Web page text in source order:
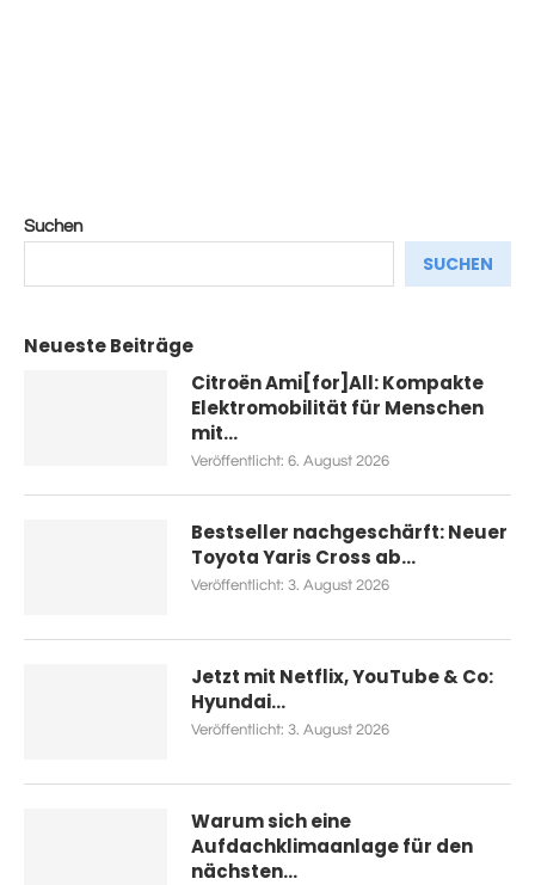
Suchen
SUCHEN
Neueste Beiträge
Citroën Ami[for]All: Kompakte
Elektromobilität für Menschen
mit...
Veröffentlicht: 6. August 2026
Bestseller nachgeschärft: Neuer
Toyota Yaris Cross ab...
Veröffentlicht: 3. August 2026
Jetzt mit Netflix, YouTube & Co:
Hyundai...
Veröffentlicht: 3. August 2026
Warum sich eine
Aufdachklimaanlage für den
nächsten...